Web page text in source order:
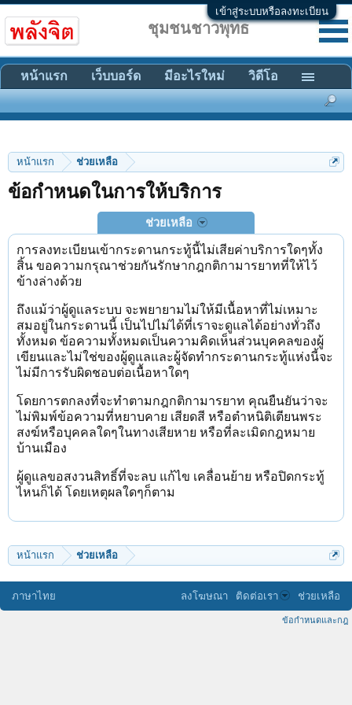
เข้าสู่ระบบหรือลงทะเบียน
หน้าแรก ช่วยเหลือ
ข้อกำหนดในการให้บริการ
ช่วยเหลือ
การลงทะเบียนเข้ากระดานกระทู้นี้ไม่เสียค่าบริการใดๆทั้ง
สิ้น ขอความกรุณาช่วยกันรักษากฎกติกามารยาทที่ให้ไว้
ข้างล่างด้วย
ถึงแม้ว่าผู้ดูแลระบบ จะพยายามไม่ให้มีเนื้อหาที่ไม่เหมาะ
สมอยู่ในกระดานนี้ เป็นไปไม่ได้ที่เราจะดูแลได้อย่างทั่วถึง
ทั้งหมด ข้อความทั้งหมดเป็นความคิดเห็นส่วนบุคคลของผู้
เขียนและไม่ใช่ของผู้ดูแลและผู้จัดทำกระดานกระทู้แห่งนี้จะ
ไม่มีการรับผิดชอบต่อเนื้อหาใดๆ
โดยการตกลงที่จะทำตามกฎกติกามารยาท คุณยืนยันว่าจะ
ไม่พิมพ์ข้อความที่หยาบคาย เสียดสี หรือตำหนิติเตียนพระ
สงฆ์หรือบุคคลใดๆในทางเสียหาย หรือที่ละเมิดกฎหมาย
บ้านเมือง
ผู้ดูแลขอสงวนสิทธิ์ที่จะลบ แก้ไข เคลื่อนย้าย หรือปิดกระทู้
ไหนก็ได้ โดยเหตุผลใดๆก็ตาม
หน้าแรก ช่วยเหลือ
ชุมชนชาวพุทธ
หน้าแรก เว็บบอร์ด มีอะไรใหม่ วิดีโอ
ภาษาไทย ลงโฆษณา ติดต่อเรา ช่วยเหลือ
ข้อกำหนดและกฎ